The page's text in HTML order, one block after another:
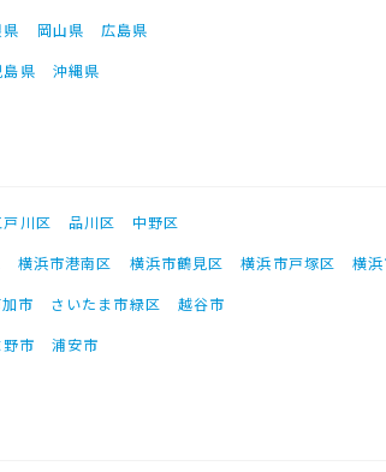
岡山県
広島県
島県 沖縄県
戸川区 品川区
中野区
横浜市港南区 横浜市鶴見区 横浜市戸塚区
横
市 さいたま市緑区
越谷市
市 浦安市